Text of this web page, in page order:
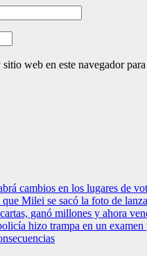
web en este navegador
cambios en los lugares de
Milei se sacó la foto de
ganó millones y ahora
hizo trampa en un